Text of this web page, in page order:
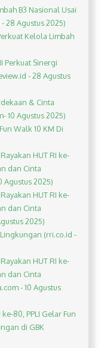
B3 Nasional Usai
28 Agustus 2025)
Kelola Limbah
Perkuat Sinergi
- 28 Agustus
& Cinta
10 Agustus 2025)
Walk 10 KM Di
HUT RI ke-
dan Cinta
Agustus 2025)
HUT RI ke-
dan Cinta
2025)
Lingkungan (rri.co.id -
HUT RI ke-
dan Cinta
- 10 Agustus
80, PPLI Gelar Fun
di GBK